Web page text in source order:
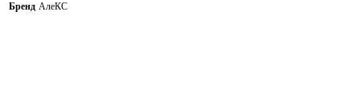
Бренд АлеКС